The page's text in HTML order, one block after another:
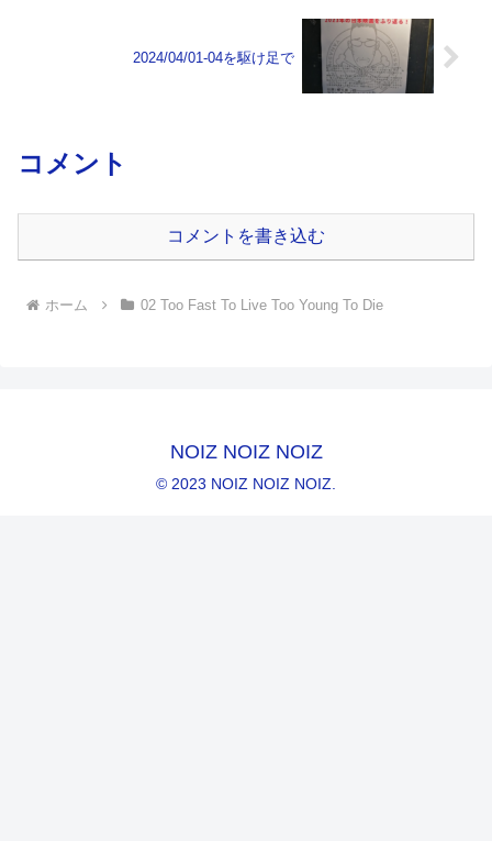
2024/04/01-04を駆け足で
コメント
コメントを書き込む
ホーム 02 Too Fast To Live Too Young To Die
NOIZ NOIZ NOIZ
© 2023 NOIZ NOIZ NOIZ.